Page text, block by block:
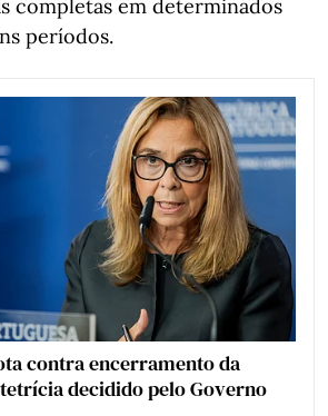
completas em determinados
períodos.
contra encerramento da
decidido pelo Governo